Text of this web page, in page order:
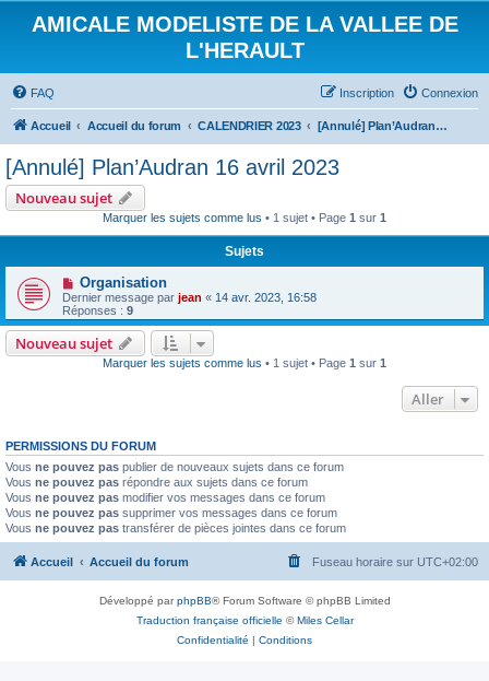
AMICALE MODELISTE DE LA VALLEE DE
L'HERAULT
FAQ Connexion
Inscription
Accueil Accueil du forum CALENDRIER 2023 [Annulé] Plan’Audran 16 avril 2023
[Annulé] Plan’Audran 16 avril 2023
Nouveau sujet
Marquer les sujets comme lus • 1 sujet • Page 1 sur 1
Sujets
Organisation
Dernier message par jean « 14 avr. 2023, 16:58
Réponses : 9
Nouveau sujet
Marquer les sujets comme lus • 1 sujet • Page 1 sur 1
Aller
PERMISSIONS DU FORUM
Vous ne pouvez pas publier de nouveaux sujets dans ce forum
Vous ne pouvez pas répondre aux sujets dans ce forum
Vous ne pouvez pas modifier vos messages dans ce forum
Vous ne pouvez pas supprimer vos messages dans ce forum
Vous ne pouvez pas transférer de pièces jointes dans ce forum
Accueil Accueil du forum Fuseau horaire sur UTC+02:00
Développé parphpBB® Forum Software © phpBB Limited
Traduction française officielle ©Miles Cellar
Confidentialité | Conditions